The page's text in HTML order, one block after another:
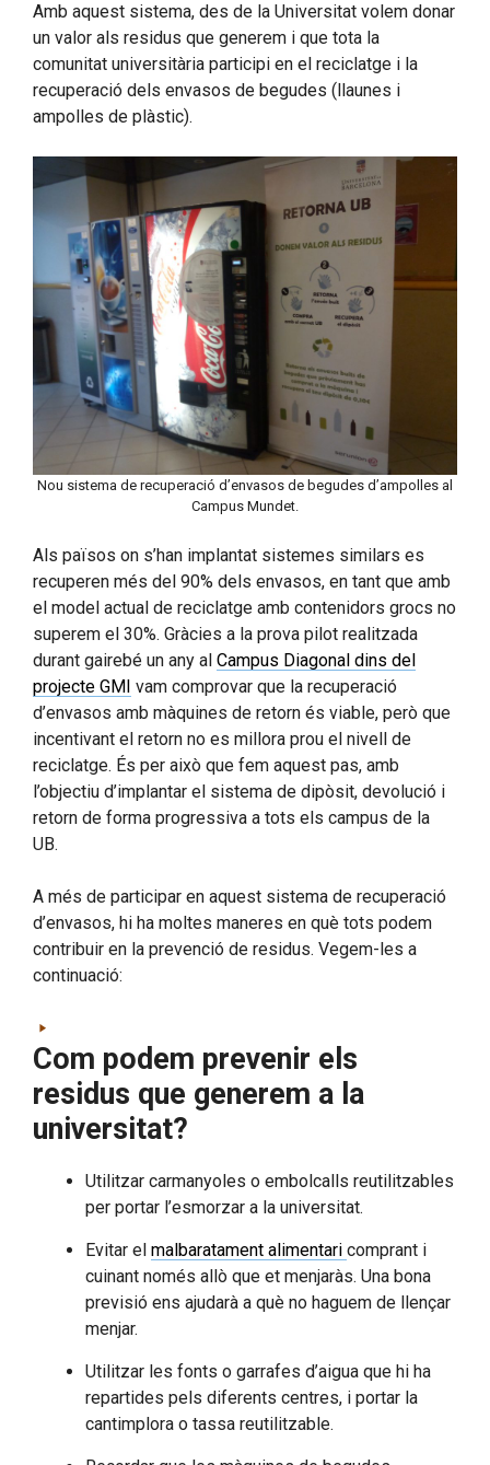
Amb aquest sistema, des de la Universitat volem donar
un valor als residus que generem i que tota la
comunitat universitària participi en el reciclatge i la
recuperació dels envasos de begudes (llaunes i
ampolles de plàstic).
Nou sistema de recuperació d’envasos de begudes d’ampolles al
Campus Mundet.
Als països on s’han implantat sistemes similars es
recuperen més del 90% dels envasos, en tant que amb
el model actual de reciclatge amb contenidors grocs no
superem el 30%. Gràcies a la prova pilot realitzada
durant gairebé un any al Campus Diagonal dins del
projecte GMI vam comprovar que la recuperació
d’envasos amb màquines de retorn és viable, però que
incentivant el retorn no es millora prou el nivell de
reciclatge. És per això que fem aquest pas, amb
l’objectiu d’implantar el sistema de dipòsit, devolució i
retorn de forma progressiva a tots els campus de la
UB.
A més de participar en aquest sistema de recuperació
d’envasos, hi ha moltes maneres en què tots podem
contribuir en la prevenció de residus. Vegem-les a
continuació:
Com podem prevenir els
residus que generem a la
universitat?
Utilitzar carmanyoles o embolcalls reutilitzables
per portar l’esmorzar a la universitat.
Evitar el malbaratament alimentari comprant i
cuinant només allò que et menjaràs. Una bona
previsió ens ajudarà a què no haguem de llençar
menjar.
Utilitzar les fonts o garrafes d’aigua que hi ha
repartides pels diferents centres, i portar la
cantimplora o tassa reutilitzable.